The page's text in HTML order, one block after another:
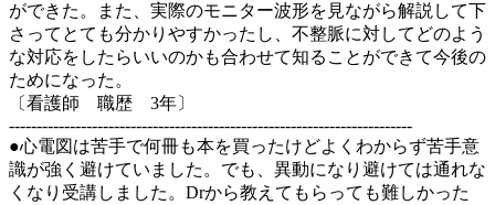
ができた。また、実際のモニター波形を見ながら解説して下
さってとても分かりやすかったし、不整脈に対してどのよう
な対応をしたらいいのかも合わせて知ることができて今後の
ためになった。
〔看護師 職歴 3年〕
-------------------------------------------------------------------------
●心電図は苦手で何冊も本を買ったけどよくわからず苦手意
識が強く避けていました。でも、異動になり避けては通れな
くなり受講しました。Drから教えてもらっても難しかった